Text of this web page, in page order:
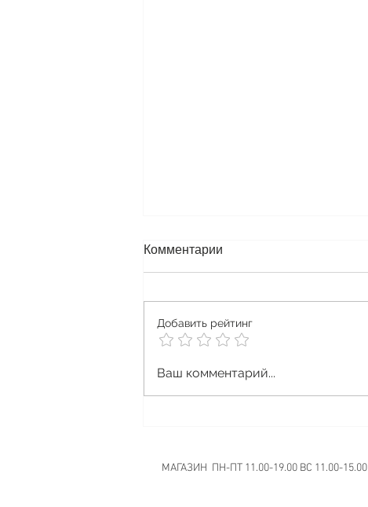
Skwezed Krem
Комментарии
Добавить рейтинг
Ваш комментарий...
МАГАЗИН ПН-ПТ 11.00-19.00 ВС 11.00-15.00